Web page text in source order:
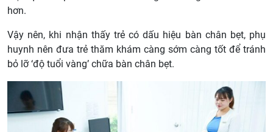
hơn.
Vậy nên, khi nhận thấy trẻ có dấu hiệu bàn chân bẹt, phụ
huynh nên đưa trẻ thăm khám càng sớm càng tốt để tránh
bỏ lỡ ‘độ tuổi vàng’ chữa bàn chân bẹt.